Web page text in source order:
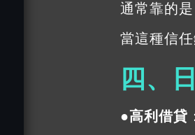
通常靠的
當這種信
四、
●高利借貸